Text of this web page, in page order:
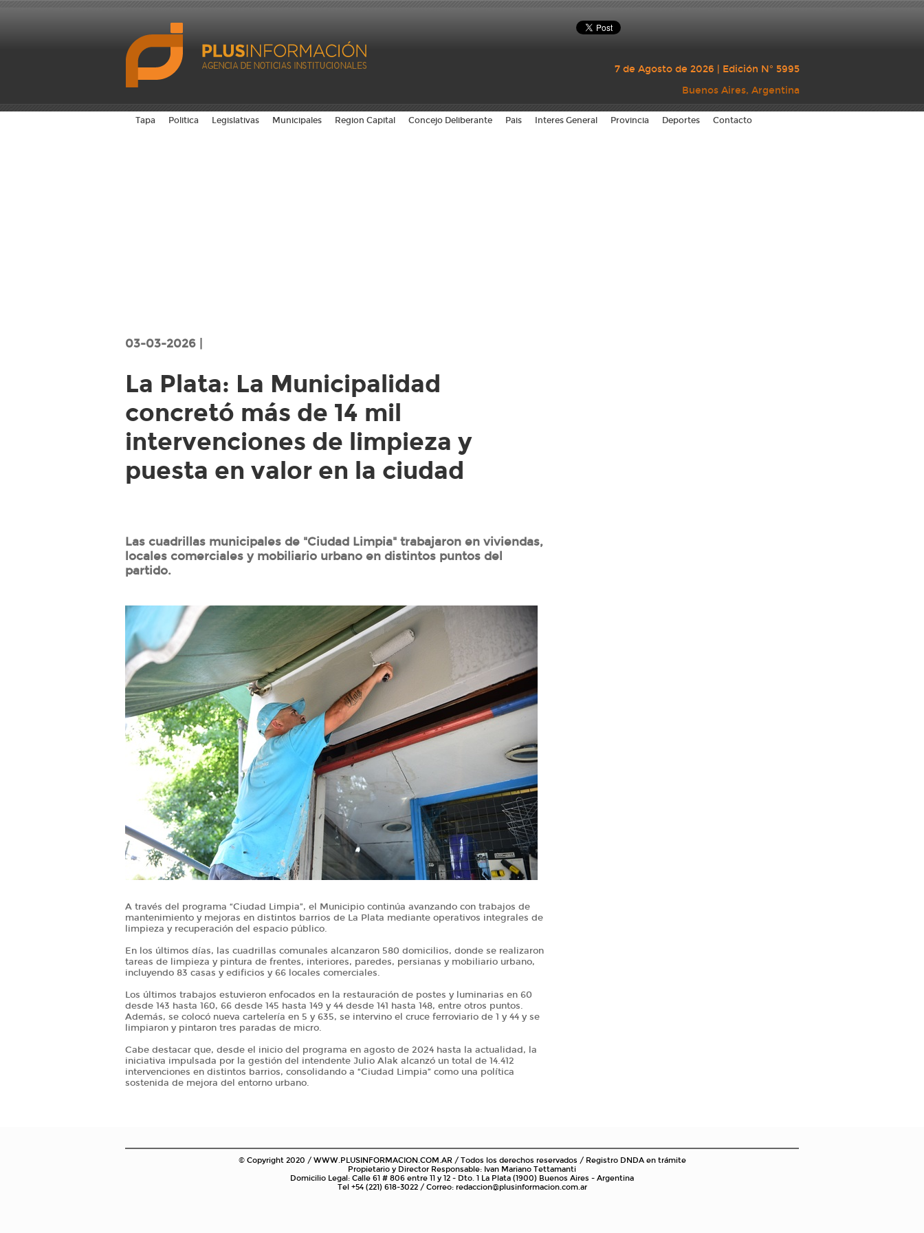
7 de Agosto de 2026 | Edición N° 5995
Buenos Aires, Argentina
Tapa Politica Legislativas Municipales Region Capital Concejo Deliberante Pais Interes General Provincia Deportes Contacto
03-03-2026 |
La Plata: La Municipalidad
concretó más de 14 mil
intervenciones de limpieza y
puesta en valor en la ciudad
Las cuadrillas municipales de "Ciudad Limpia" trabajaron en viviendas,
locales comerciales y mobiliario urbano en distintos puntos del
partido.
A través del programa “Ciudad Limpia”, el Municipio continúa avanzando con trabajos de
mantenimiento y mejoras en distintos barrios de La Plata mediante operativos integrales de
limpieza y recuperación del espacio público.
En los últimos días, las cuadrillas comunales alcanzaron 580 domicilios, donde se realizaron
tareas de limpieza y pintura de frentes, interiores, paredes, persianas y mobiliario urbano,
incluyendo 83 casas y edificios y 66 locales comerciales.
Los últimos trabajos estuvieron enfocados en la restauración de postes y luminarias en 60
desde 143 hasta 160, 66 desde 145 hasta 149 y 44 desde 141 hasta 148, entre otros puntos.
Además, se colocó nueva cartelería en 5 y 635, se intervino el cruce ferroviario de 1 y 44 y se
limpiaron y pintaron tres paradas de micro.
Cabe destacar que, desde el inicio del programa en agosto de 2024 hasta la actualidad, la
iniciativa impulsada por la gestión del intendente Julio Alak alcanzó un total de 14.412
intervenciones en distintos barrios, consolidando a “Ciudad Limpia” como una política
sostenida de mejora del entorno urbano.
© Copyright 2020 / WWW.PLUSINFORMACION.COM.AR / Todos los derechos reservados / Registro DNDA en trámite
Propietario y Director Responsable: Ivan Mariano Tettamanti
Domicilio Legal: Calle 61 # 806 entre 11 y 12 - Dto. 1 La Plata (1900) Buenos Aires - Argentina
Tel +54 (221) 618-3022 / Correo: redaccion@plusinformacion.com.ar